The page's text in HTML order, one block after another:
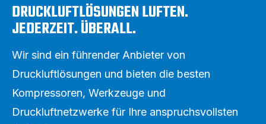
DRUCKLUFTLÖSUNGEN LUFTEN.
JEDERZEIT. ÜBERALL.
Wir sind ein führender Anbieter von
Druckluftlösungen und bieten die besten
Kompressoren, Werkzeuge und
Druckluftnetzwerke für Ihre anspruchsvollsten